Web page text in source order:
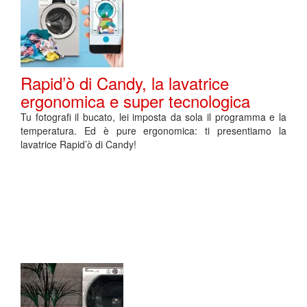
Rapid’ò di Candy, la lavatrice
ergonomica e super tecnologica
Tu fotografi il bucato, lei imposta da sola il programma e la
temperatura. Ed è pure ergonomica: ti presentiamo la
lavatrice Rapid’ò di Candy!